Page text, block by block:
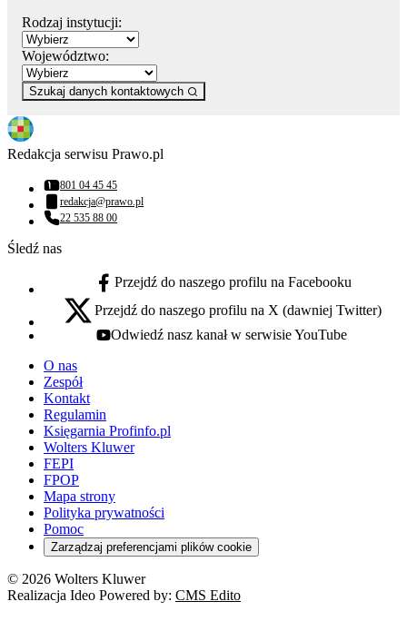
Rodzaj instytucji:
Województwo:
Szukaj danych kontaktowych
Redakcja serwisu Prawo.pl
Numer telefonu:
801 04 45 45
Adres email:
redakcja@prawo.pl
Numer telefonu:
22 535 88 00
Śledź nas
facebook - otwiera się w nowej karcie
Przejdź do naszego profilu na Facebooku
x - otwiera się w nowej karcie
Przejdź do naszego profilu na X (dawniej Twitter)
youtube - otwiera się w nowej karcie
Odwiedź nasz kanał w serwisie YouTube
O nas
Zespół
Kontakt
Regulamin
Księgarnia Profinfo.pl
Wolters Kluwer
FEPI
FPOP
Mapa strony
Polityka prywatności
Pomoc
Zarządzaj preferencjami plików cookie
© 2026 Wolters Kluwer
Realizacja Ideo Powered by: CMS Edito